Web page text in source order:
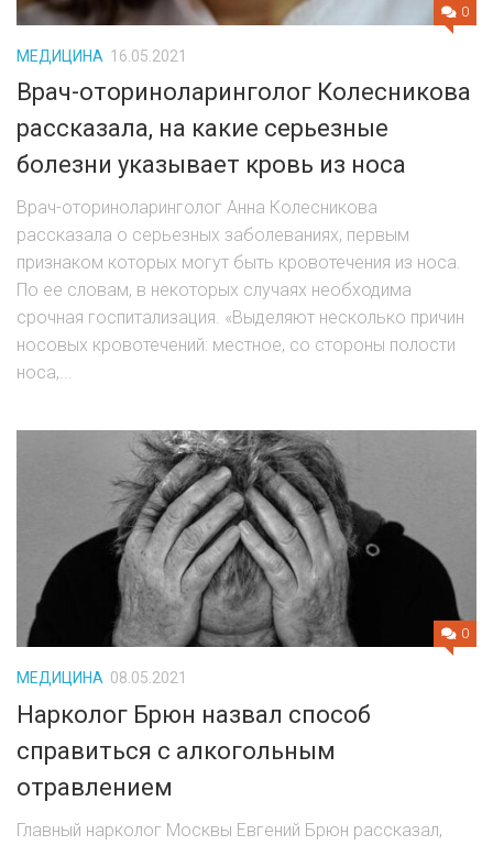
ШОУ БИЗНЕС
ШПИОНАЖ
ЭКОНОМИКА
ОНЛАЙН КАРТА КОРОНАВИРУСА
КОНТАКТЫ
ЛЕНТА
0
МЕДИЦИНА 16.05.2021
Врач-оториноларинголог Колесникова
рассказала, на какие серьезные
болезни указывает кровь из носа
Врач-оториноларинголог Анна Колесникова
рассказала о серьезных заболеваниях, первым
признаком которых могут быть кровотечения из носа.
По ее словам, в некоторых случаях необходима
срочная госпитализация. «Выделяют несколько причин
носовых кровотечений: местное, со стороны полости
носа,...
0
МЕДИЦИНА 08.05.2021
Нарколог Брюн назвал способ
справиться с алкогольным
отравлением
Главный нарколог Москвы Евгений Брюн рассказал,